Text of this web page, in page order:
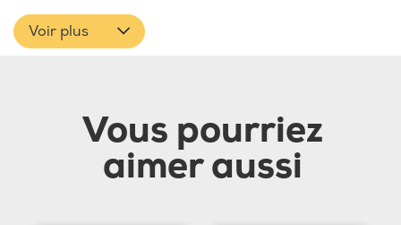
Voir plus
Vous pourriez
aimer aussi